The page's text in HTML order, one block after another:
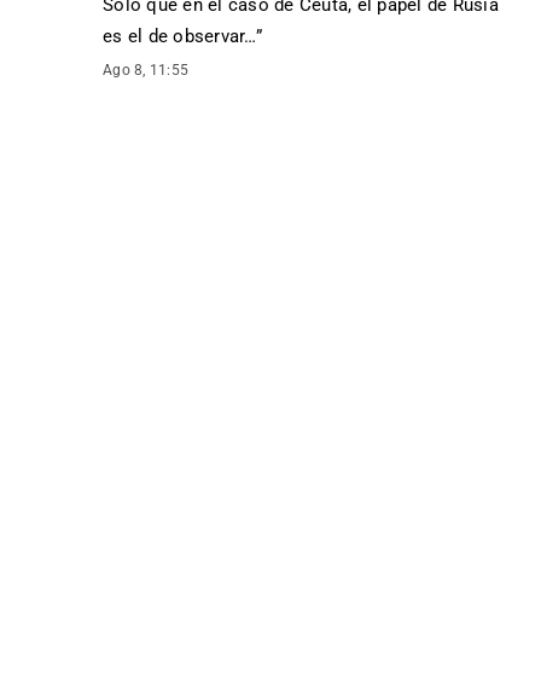
Solo que en el caso de Ceuta, el papel de Rusia
es el de observar…”
Ago 8, 11:55